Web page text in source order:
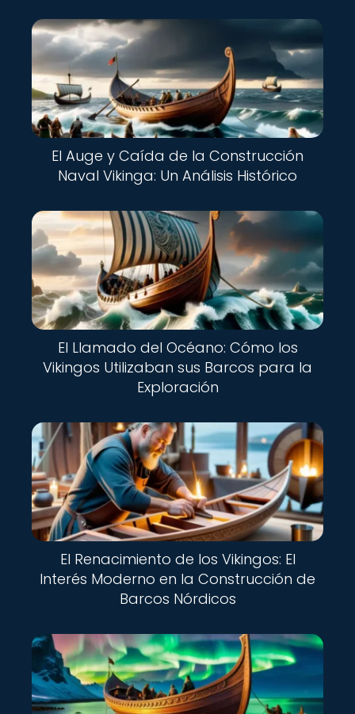
El Auge y Caída de la Construcción
Naval Vikinga: Un Análisis Histórico
El Llamado del Océano: Cómo los
Vikingos Utilizaban sus Barcos para la
Exploración
El Renacimiento de los Vikingos: El
Interés Moderno en la Construcción de
Barcos Nórdicos